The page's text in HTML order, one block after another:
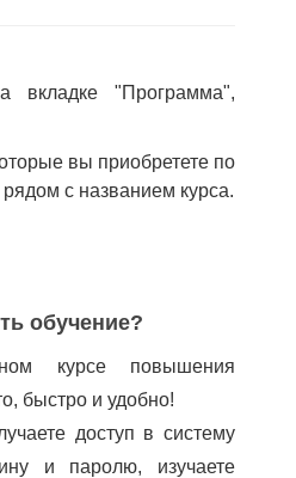
"Программа",
вы приобретете по
с названием курса.
обучение?
курсе повышения
быстро и удобно!
доступ в систему
и паролю, изучаете